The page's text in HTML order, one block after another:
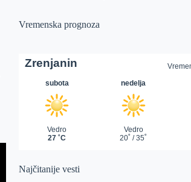
Vremenska prognoza
Najčitanije vesti